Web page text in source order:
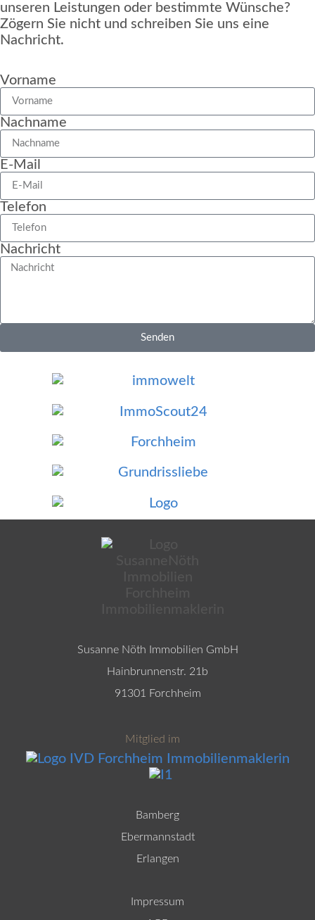
unseren Leistungen oder bestimmte Wünsche?
Zögern Sie nicht und schreiben Sie uns eine
Nachricht.
Vorname
Nachname
E-Mail
Telefon
Nachricht
Senden
Susanne Nöth Immobilien GmbH
Hainbrunnenstr. 21b
91301 Forchheim
Mitglied im
Bamberg
Ebermannstadt
Erlangen
Impressum